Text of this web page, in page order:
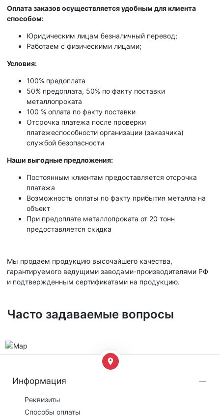
Оплата заказов осуществляется удобным для клиента
способом:
Юридическим лицам безналичный перевод;
Работаем с физическими лицами;
Условия:
100% предоплата
50% предоплата, 50% по факту поставки
металлопроката
100 % оплата по факту поставки
Отсрочка платежа после проверки
платежеспособности организации (заказчика)
службой безопасности
Наши выгодные предложения:
Постоянным клиентам предоставляется отсрочка
платежа
Возможность оплаты по факту прибытия металла на
объект
При предоплате металлопроката от 20 тонн
предоставляется скидка
Мы продаем продукцию высочайшего качества,
гарантируемого ведущими заводами-производителями РФ
и подтвержденным сертификатами на продукцию.
Часто задаваемые вопросы
Информация
Реквизиты
Способы оплаты